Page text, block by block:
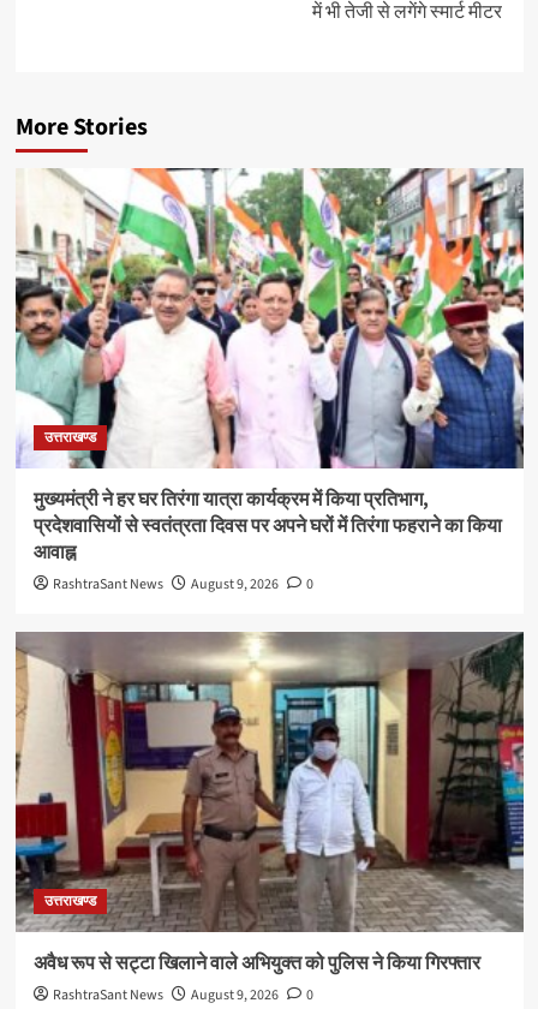
में भी तेजी से लगेंगे स्मार्ट मीटर
More Stories
उत्तराखण्ड
मुख्यमंत्री ने हर घर तिरंगा यात्रा कार्यक्रम में किया प्रतिभाग,
प्रदेशवासियों से स्वतंत्रता दिवस पर अपने घरों में तिरंगा फहराने का किया
आवाह्न
RashtraSant News August 9, 2026 0
उत्तराखण्ड
अवैध रूप से सट्टा खिलाने वाले अभियुक्त को पुलिस ने किया गिरफ्तार
RashtraSant News August 9, 2026 0